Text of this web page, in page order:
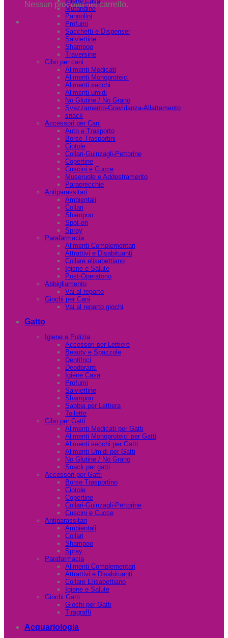
Nessun prodotto nel carrello.
Mutandine
Pannolini
Profumi
Sacchetti e Dispenser
Salviettine
Shampoo
Traversine
Cibo per cani
Alimenti Medicati
Alimenti Monoproteici
Alimenti secchi
Alimenti umidi
No Glutine / No Grano
Svezzamento-Gravidanza-Allattamento
snack
Accessori per Cani
Auto e Trasporto
Borse Trasportini
Ciotole
Collari-Guinzagli-Pettorine
Copertine
Cuscini e Cucce
Museruole e Addestramento
Paraorecchie
Antiparassitari
Ambientali
Collari
Shampoo
Spot-on
Spray
Parafarmacia
Alimenti Complementari
Attrattivi e Disabituanti
Collare elisabettiano
Igiene e Salute
Post-Operatorio
Abbigliamento
Vai al reparto
Giochi per Cani
Vai al reparto giochi
Gatto
Igiene e Pulizia
Accessori per Lettiere
Beauty e Spazzole
Dentifrici
Deodoranti
Igiene Casa
Profumi
Salviettine
Shampoo
Sabbia per Lettiera
Toilette
Cibo per Gatti
Alimenti Medicati per Gatti
Alimenti Monoproteici per Gatti
Alimenti secchi per Gatti
Alimenti Umidi per Gatti
No Glutine / No Grano
Snack per gatti
Accessori per Gatti
Borse Trasportino
Ciotole
Copertine
Collari-Guinzagli-Pettorine
Cuscini e Cucce
Antiparassitari
Ambientali
Collari
Shampoo
Spray
Parafarmacia
Alimenti Complementari
Attrattivi e Disabituanti
Collare Elisabettiano
Igiene e Salute
Giochi Gatti
Giochi per Gatti
Tiragraffi
Acquariologia